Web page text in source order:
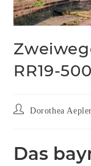
RR19-500
Dorothea Aepler
Das